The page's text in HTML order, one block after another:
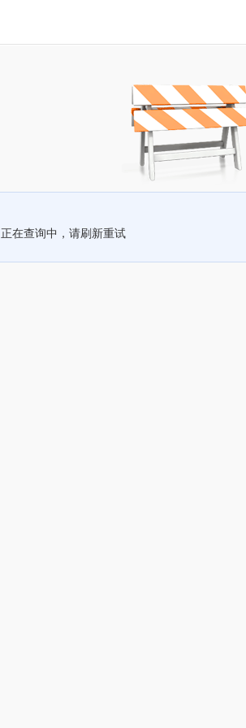
正在查询中，请刷新重试